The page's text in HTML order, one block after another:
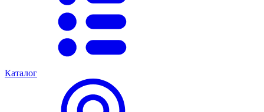
Каталог